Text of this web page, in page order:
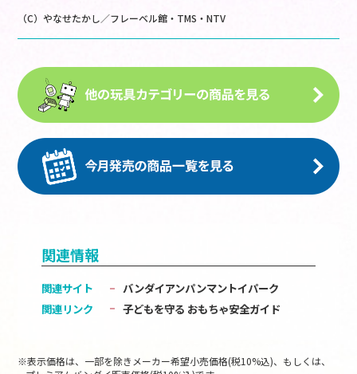
（C）やなせたかし／フレーベル館・TMS・NTV
関連情報
関連サイト
バンダイアンパンマントイパーク
関連リンク
子どもを守る おもちゃ安全ガイド
※表示価格は、一部を除きメーカー希望小売価格(税10%込)、もしくは、